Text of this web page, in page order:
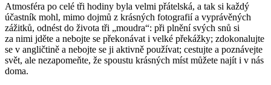
Atmosféra po celé tři hodiny byla velmi přátelská, a tak si každý
účastník mohl, mimo dojmů z krásných fotografií a vyprávěných
zážitků, odnést do života tři „moudra“: při plnění svých snů si
za nimi jděte a nebojte se překonávat i velké překážky; zdokonalujte
se v angličtině a nebojte se ji aktivně používat; cestujte a poznávejte
svět, ale nezapomeňte, že spoustu krásných míst můžete najít i v nás
doma.